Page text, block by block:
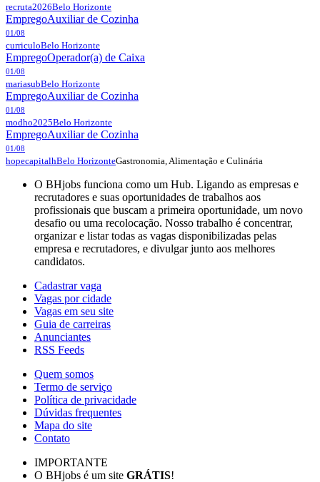
recruta2026Belo Horizonte
EmpregoAuxiliar de Cozinha
01/08
curriculoBelo Horizonte
EmpregoOperador(a) de Caixa
01/08
mariasubBelo Horizonte
EmpregoAuxiliar de Cozinha
01/08
modho2025Belo Horizonte
EmpregoAuxiliar de Cozinha
01/08
hopecapitalhBelo HorizonteGastronomia, Alimentação e Culinária
O BHjobs funciona como um Hub. Ligando as empresas e
recrutadores e suas oportunidades de trabalhos aos
profissionais que buscam a primeira oportunidade, um novo
desafio ou uma recolocação. Nosso trabalho é concentrar,
organizar e listar todas as vagas disponibilizadas pelas
empresa e recrutadores, e divulgar junto aos melhores
candidatos.
Cadastrar vaga
Vagas por cidade
Vagas em seu site
Guia de carreiras
Anunciantes
RSS Feeds
Quem somos
Termo de serviço
Política de privacidade
Dúvidas frequentes
Mapa do site
Contato
IMPORTANTE
O BHjobs é um site GRÁTIS!